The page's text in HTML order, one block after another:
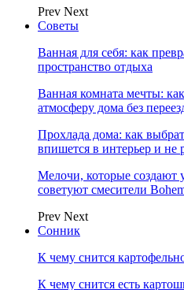
Prev Next
Советы
Ванная для себя: как
пространство отдыха
Ванная комната мечты:
атмосферу дома без
Прохлада дома: как
впишется в интерьер и не
Мелочи, которые создают
советуют смесители
Prev Next
Сонник
К чему снится
К чему снится есть